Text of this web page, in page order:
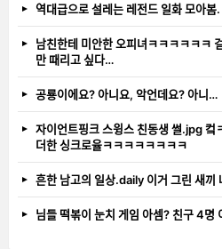
역대급으로 설레는 레전드 일화
남친한테 미안한 오피녀ㅋㅋㅋㅋㅋㅋ
만 때리고 싶다…
공룡이에요? 아니요, 악언데요? 아니…
자이언트핑크 스윙스 친동생
더한 싱크로율ㅋㅋㅋㅋㅋㅋㅋㅋ
흔한 남고의 일상.daily 이거 그린
님들 떡볶이 눈치 게임 아셈? 친구